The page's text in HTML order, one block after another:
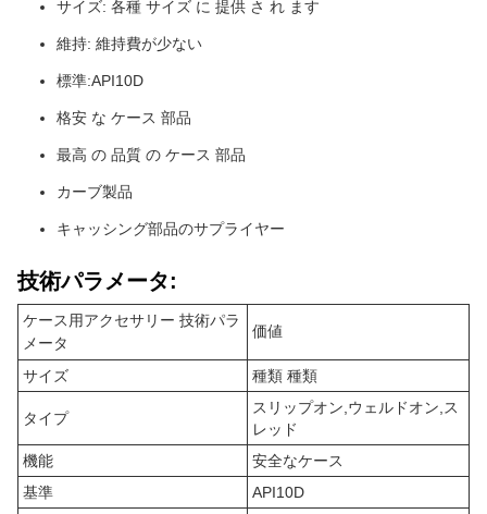
サイズ: 各種 サイズ に 提供 さ れ ます
維持: 維持費が少ない
標準:API10D
格安 な ケース 部品
最高 の 品質 の ケース 部品
カーブ製品
キャッシング部品のサプライヤー
技術パラメータ:
ケース用アクセサリー 技術パラ
メータ
価値
サイズ 種類 種類
タイプ
スリップオン,ウェルドオン,ス
レッド
機能
安全なケース
基準
API10D